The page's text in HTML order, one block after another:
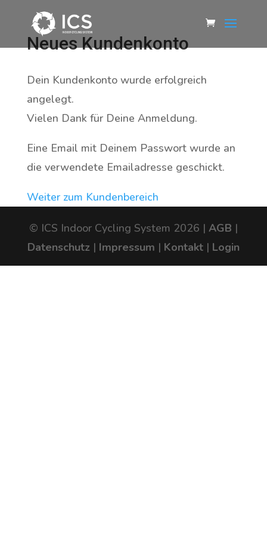
Neues Kundenkonto
Dein Kundenkonto wurde erfolgreich
angelegt.
Vielen Dank für Deine Anmeldung.
Eine Email mit Deinem Passwort wurde an
die verwendete Emailadresse geschickt.
Weiter zum Kundenbereich
© ICS Indoor Cycling System 2026 | AGB |
Datenschutz| Impressum | Kontakt| Login